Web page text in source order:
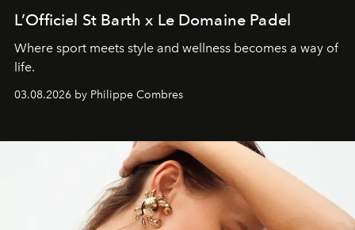
L’Officiel St Barth x Le Domaine Padel
Where sport meets style and wellness becomes a way of
life.
03.08.2026 by Philippe Combres